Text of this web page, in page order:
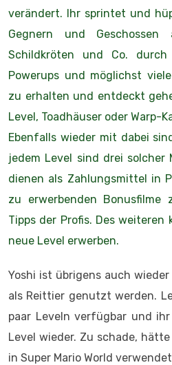
verändert. Ihr sprintet und
Gegnern und Geschossen
Schildkröten und Co. durch
Powerups und möglichst
zu erhalten und entdeckt
Level, Toadhäuser oder Warp-
Ebenfalls wieder mit dabei
jedem Level sind drei solcher
dienen als Zahlungsmittel in
zu erwerbenden Bonusfilme
Tipps der Profis. Des
neue Level erwerben.
Yoshi ist übrigens auch
als Reittier genutzt werden.
paar Leveln verfügbar und
Level wieder. Zu schade,
in Super Mario World